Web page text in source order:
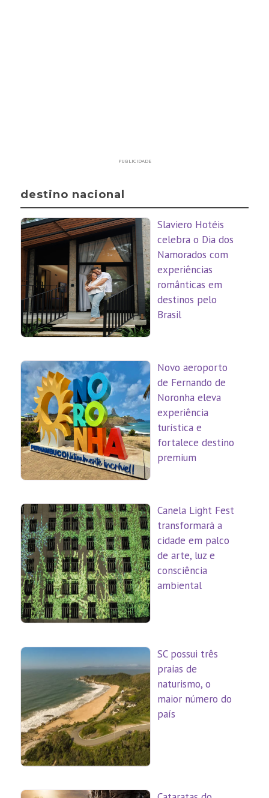
PUBLICIDADE
destino nacional
Slaviero Hotéis
celebra o Dia dos
Namorados com
experiências
românticas em
destinos pelo
Brasil
Novo aeroporto
de Fernando de
Noronha eleva
experiência
turística e
fortalece destino
premium
Canela Light Fest
transformará a
cidade em palco
de arte, luz e
consciência
ambiental
SC possui três
praias de
naturismo, o
maior número do
país